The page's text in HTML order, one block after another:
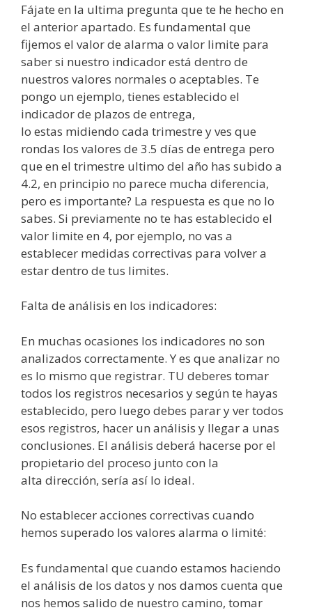
Fájate en la ultima pregunta que te he hecho en
el anterior apartado. Es fundamental que
fijemos el valor de alarma o valor limite para
saber si nuestro indicadorestá dentro de
nuestros valores normales o aceptables. Te
pongo un ejemplo, tienes establecido el
indicador de plazos de entrega,
lo estas midiendo cada trimestre y ves que
rondas los valores de 3.5 días de entrega pero
que en el trimestre ultimo del año has subido a
4.2, en principio no parece mucha diferencia,
pero es importante? La respuesta es que no lo
sabes. Si previamente no te has establecido el
valor limite en 4, por ejemplo, no vas a
establecer medidas correctivas para volver a
estar dentro de tus limites.
Falta de análisis en los indicadores:
En muchas ocasiones los indicadores no son
analizados correctamente. Y es que analizar no
es lo mismo que registrar. TU deberes tomar
todos los registros necesarios ysegún te hayas
establecido, pero luego debes parar y ver todos
esos registros, hacer un análisis y llegar a unas
conclusiones. El análisis deberá hacerse por el
propietario del proceso junto con la
alta dirección, sería así lo ideal.
No establecer acciones correctivas cuando
hemos superado los valores alarma o limité:
Es fundamental que cuando estamos haciendo
el análisis de los datos y nos damos cuenta que
nos hemos salido de nuestro camino, tomar